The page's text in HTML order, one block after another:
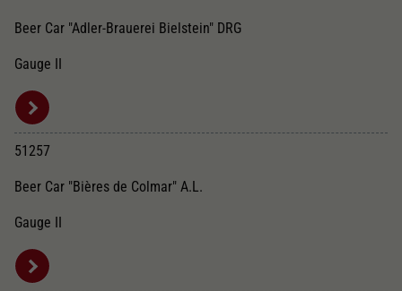
Beer Car "Adler-Brauerei Bielstein" DRG
Gauge II
51257
Beer Car "Bières de Colmar" A.L.
Gauge II